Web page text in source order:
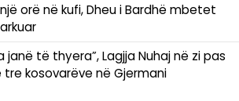
orë në kufi, Dheu i Bardhë mbetet
janë të thyera”, Lagjja Nuhaj në zi pas
kosovarëve në Gjermani